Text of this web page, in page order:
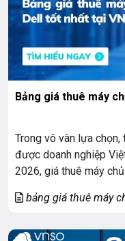
Bảng giá thuê máy
Trong vô vàn lựa
được doanh nghiệp
2026, giá thuê máy
còn giúp bạn hiểu […]
bảng giá thuê máy